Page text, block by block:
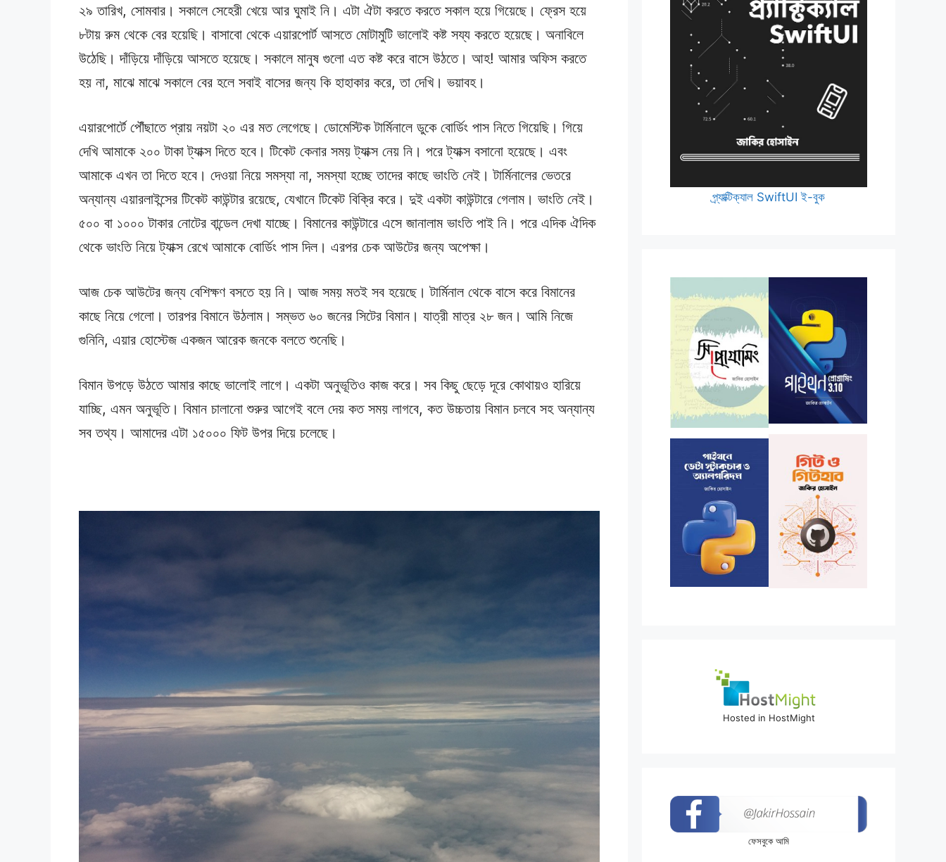
২৯ তারিখ, সোমবার। সকালে সেহেরী খেয়ে আর ঘুমাই নি। এটা ঐটা করতে করতে সকাল হয়ে গিয়েছে। ফ্রেস হয়ে
৮টায় রুম থেকে বের হয়েছি। বাসাবো থেকে এয়ারপোর্ট আসতে মোটামুটি ভালোই কষ্ট সয্য করতে হয়েছে। অনাবিলে
উঠেছি। দাঁড়িয়ে দাঁড়িয়ে আসতে হয়েছে। সকালে মানুষ গুলো এত কষ্ট করে বাসে উঠতে। আহ! আমার অফিস করতে
হয় না, মাঝে মাঝে সকালে বের হলে সবাই বাসের জন্য কি হাহাকার করে, তা দেখি। ভয়াবহ।
এয়ারপোর্টে পৌঁছাতে প্রায় নয়টা ২০ এর মত লেগেছে। ডোমেস্টিক টার্মিনালে ডুকে বোর্ডিং পাস নিতে গিয়েছি। গিয়ে
দেখি আমাকে ২০০ টাকা ট্যাক্স দিতে হবে। টিকেট কেনার সময় ট্যাক্স নেয় নি। পরে ট্যাক্স বসানো হয়েছে। এবং
আমাকে এখন তা দিতে হবে। দেওয়া নিয়ে সমস্যা না, সমস্যা হচ্ছে তাদের কাছে ভাংতি নেই। টার্মিনালের ভেতরে
অন্যান্য এয়ারলাইন্সের টিকেট কাউন্টার রয়েছে, যেখানে টিকেট বিক্রি করে। দুই একটা কাউন্টারে গেলাম। ভাংতি নেই।
৫০০ বা ১০০০ টাকার নোটের বান্ডেল দেখা যাচ্ছে। বিমানের কাউন্টারে এসে জানালাম ভাংতি পাই নি। পরে এদিক ঐদিক
থেকে ভাংতি নিয়ে ট্যাক্স রেখে আমাকে বোর্ডিং পাস দিল। এরপর চেক আউটের জন্য অপেক্ষা।
আজ চেক আউটের জন্য বেশিক্ষণ বসতে হয় নি। আজ সময় মতই সব হয়েছে। টার্মিনাল থেকে বাসে করে বিমানের
কাছে নিয়ে গেলো। তারপর বিমানে উঠলাম। সম্ভত ৬০ জনের সিটের বিমান। যাত্রী মাত্র ২৮ জন। আমি নিজে
গুনিনি, এয়ার হোস্টেজ একজন আরেক জনকে বলতে শুনেছি।
বিমান উপড়ে উঠতে আমার কাছে ভালোই লাগে। একটা অনুভূতিও কাজ করে। সব কিছু ছেড়ে দূরে কোথায়ও হারিয়ে
যাচ্ছি, এমন অনুভূতি। বিমান চালানো শুরুর আগেই বলে দেয় কত সময় লাগবে, কত উচ্চতায় বিমান চলবে সহ অন্যান্য
সব তথ্য। আমাদের এটা ১৫০০০ ফিট উপর দিয়ে চলেছে।
প্র্যাক্টিক্যাল SwiftUI ই-বুক
Hosted in HostMight
ফেসবুকে আমি